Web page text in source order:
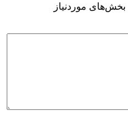
بخش‌های موردنیاز